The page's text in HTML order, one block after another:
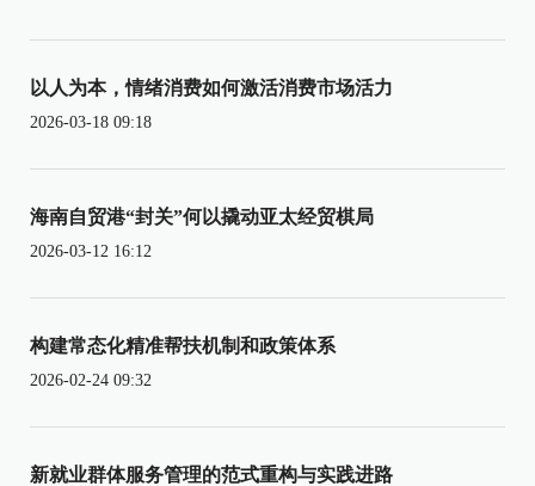
以人为本，情绪消费如何激活消费市场活力
2026-03-18 09:18
海南自贸港“封关”何以撬动亚太经贸棋局
2026-03-12 16:12
构建常态化精准帮扶机制和政策体系
2026-02-24 09:32
新就业群体服务管理的范式重构与实践进路